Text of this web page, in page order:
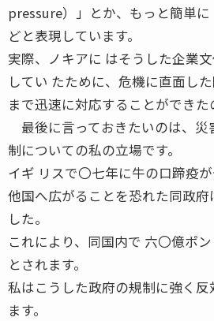
pressure）」とか、もっと簡単
どと表現しています。
実際、ノキアに はそうした企業
してい たために、危機に直面し
まで迅速に対応することができた
最後に言っておきたいのは、災
制についての私の立場です。
イギ リスで〇七年に牛の口蹄疫
他国へ広がることを恐れた同政府
した。
これにより、同国内で 六〇億ポ
とされます。
私はこうした政府の規制に強く反
ます。